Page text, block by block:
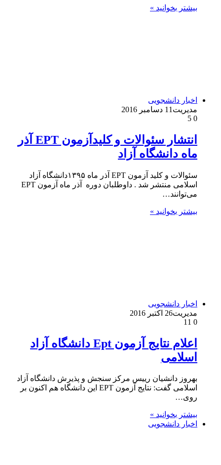
بیشتر بخوانید »
اخبار دانشجویی
مدیریت 11 دسامبر 2016
0
انتشار سئوالات و کلیدآزمون EPT آذر
ماه دانشگاه آزاد
سئوالات و کلید آزمون EPT آذر ماه ۱۳۹۵دانشگاه آزاد
می‌توانند…
بیشتر بخوانید »
اخبار دانشجویی
مدیریت26 اکتبر 2016
0
اعلام نتایج آزمون Ept دانشگاه آزاد
اسلامی
بهروز دانشیان رییس مرکز سنجش و پذیرش دانشگاه آزاد
اسلامی گفت: نتایج آزمون EPT این دانشگاه هم اکنون بر
روی…
بیشتر بخوانید »
اخبار دانشجویی